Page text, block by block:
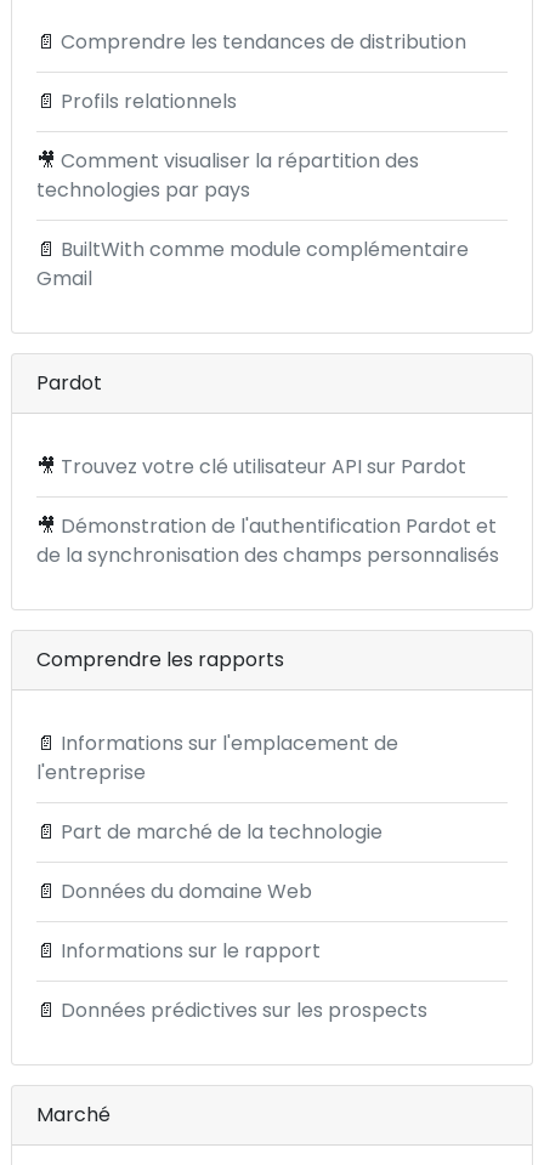
📄 Comprendre les tendances de distribution
📄 Profils relationnels
🎥 Comment visualiser la répartition des
technologies par pays
📄 BuiltWith comme module complémentaire
Gmail
Pardot
🎥 Trouvez votre clé utilisateur API sur Pardot
🎥 Démonstration de l'authentification Pardot et
de la synchronisation des champs personnalisés
Comprendre les rapports
📄 Informations sur l'emplacement de
l'entreprise
📄 Part de marché de la technologie
📄 Données du domaine Web
📄 Informations sur le rapport
📄 Données prédictives sur les prospects
Marché